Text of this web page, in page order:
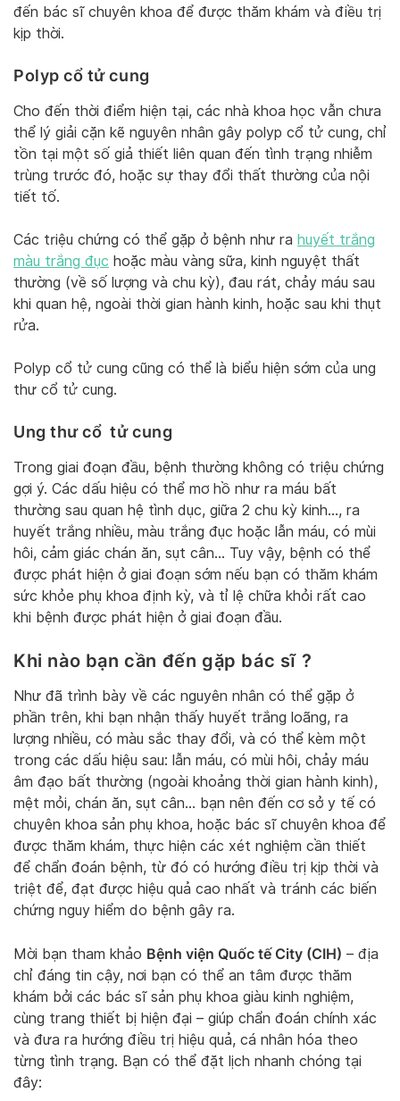
đến bác sĩ chuyên khoa để được thăm khám và điều trị
kịp thời.
Polyp cổ tử cung
Cho đến thời điểm hiện tại, các nhà khoa học vẫn chưa
thể lý giải cặn kẽ nguyên nhân gây polyp cổ tử cung, chỉ
tồn tại một số giả thiết liên quan đến tình trạng nhiễm
trùng trước đó, hoặc sự thay đổi thất thường của nội
tiết tố.
Các triệu chứng có thể gặp ở bệnh như ra huyết trắng
màu trắng đục hoặc màu vàng sữa, kinh nguyệt thất
thường (về số lượng và chu kỳ), đau rát, chảy máu sau
khi quan hệ, ngoài thời gian hành kinh, hoặc sau khi thụt
rửa.
Polyp cổ tử cung cũng có thể là biểu hiện sớm của ung
thư cổ tử cung.
Ung thư cổ tử cung
Trong giai đoạn đầu, bệnh thường không có triệu chứng
gợi ý. Các dấu hiệu có thể mơ hồ như ra máu bất
thường sau quan hệ tình dục, giữa 2 chu kỳ kinh…, ra
huyết trắng nhiều, màu trắng đục hoặc lẫn máu, có mùi
hôi, cảm giác chán ăn, sụt cân… Tuy vậy, bệnh có thể
được phát hiện ở giai đoạn sớm nếu bạn có thăm khám
sức khỏe phụ khoa định kỳ, và tỉ lệ chữa khỏi rất cao
khi bệnh được phát hiện ở giai đoạn đầu.
Khi nào bạn cần đến gặp bác sĩ ?
Như đã trình bày về các nguyên nhân có thể gặp ở
phần trên, khi bạn nhận thấy huyết trắng loãng, ra
lượng nhiều, có màu sắc thay đổi, và có thể kèm một
trong các dấu hiệu sau: lẫn máu, có mùi hôi, chảy máu
âm đạo bất thường (ngoài khoảng thời gian hành kinh),
mệt mỏi, chán ăn, sụt cân… bạn nên đến cơ sở y tế có
chuyên khoa sản phụ khoa, hoặc bác sĩ chuyên khoa để
được thăm khám, thực hiện các xét nghiệm cần thiết
để chẩn đoán bệnh, từ đó có hướng điều trị kịp thời và
triệt để, đạt được hiệu quả cao nhất và tránh các biến
chứng nguy hiểm do bệnh gây ra.
Mời bạn tham khảo Bệnh viện Quốc tế City (CIH) – địa
chỉ đáng tin cậy, nơi bạn có thể an tâm được thăm
khám bởi các bác sĩ sản phụ khoa giàu kinh nghiệm,
cùng trang thiết bị hiện đại – giúp chẩn đoán chính xác
và đưa ra hướng điều trị hiệu quả, cá nhân hóa theo
từng tình trạng. Bạn có thể đặt lịch nhanh chóng tại
đây: